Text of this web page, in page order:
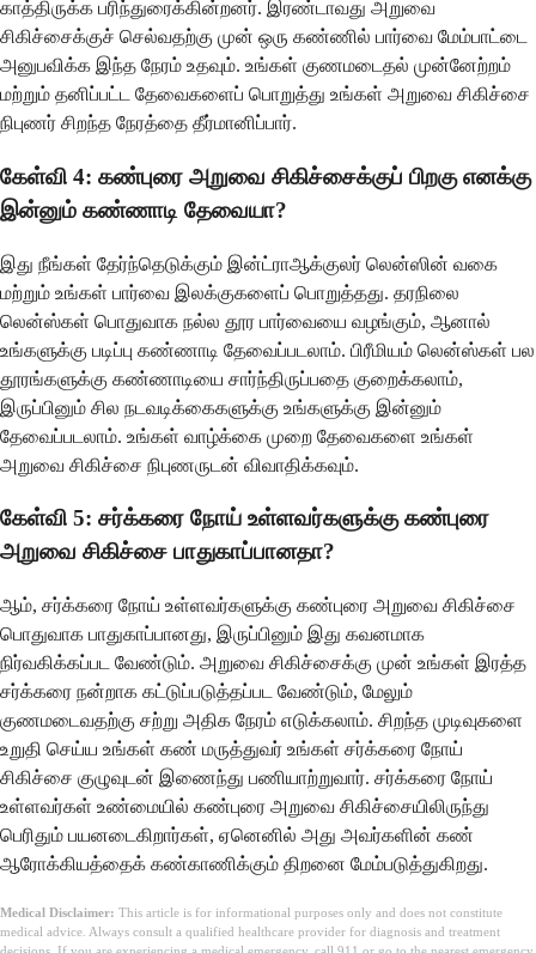
காத்திருக்க பரிந்துரைக்கின்றனர். இரண்டாவது அறுவை
சிகிச்சைக்குச் செல்வதற்கு முன் ஒரு கண்ணில் பார்வை மேம்பாட்டை
அனுபவிக்க இந்த நேரம் உதவும். உங்கள் குணமடைதல் முன்னேற்றம்
மற்றும் தனிப்பட்ட தேவைகளைப் பொறுத்து உங்கள் அறுவை சிகிச்சை
நிபுணர் சிறந்த நேரத்தை தீர்மானிப்பார்.
கேள்வி 4: கண்புரை அறுவை சிகிச்சைக்குப் பிறகு எனக்கு
இன்னும் கண்ணாடி தேவையா?
இது நீங்கள் தேர்ந்தெடுக்கும் இன்ட்ராஆக்குலர் லென்ஸின் வகை
மற்றும் உங்கள் பார்வை இலக்குகளைப் பொறுத்தது. தரநிலை
லென்ஸ்கள் பொதுவாக நல்ல தூர பார்வையை வழங்கும், ஆனால்
உங்களுக்கு படிப்பு கண்ணாடி தேவைப்படலாம். பிரீமியம் லென்ஸ்கள் பல
தூரங்களுக்கு கண்ணாடியை சார்ந்திருப்பதை குறைக்கலாம்,
இருப்பினும் சில நடவடிக்கைகளுக்கு உங்களுக்கு இன்னும்
தேவைப்படலாம். உங்கள் வாழ்க்கை முறை தேவைகளை உங்கள்
அறுவை சிகிச்சை நிபுணருடன் விவாதிக்கவும்.
கேள்வி 5: சர்க்கரை நோய் உள்ளவர்களுக்கு கண்புரை
அறுவை சிகிச்சை பாதுகாப்பானதா?
ஆம், சர்க்கரை நோய் உள்ளவர்களுக்கு கண்புரை அறுவை சிகிச்சை
பொதுவாக பாதுகாப்பானது, இருப்பினும் இது கவனமாக
நிர்வகிக்கப்பட வேண்டும். அறுவை சிகிச்சைக்கு முன் உங்கள் இரத்த
சர்க்கரை நன்றாக கட்டுப்படுத்தப்பட வேண்டும், மேலும்
குணமடைவதற்கு சற்று அதிக நேரம் எடுக்கலாம். சிறந்த முடிவுகளை
உறுதி செய்ய உங்கள் கண் மருத்துவர் உங்கள் சர்க்கரை நோய்
சிகிச்சை குழுவுடன் இணைந்து பணியாற்றுவார். சர்க்கரை நோய்
உள்ளவர்கள் உண்மையில் கண்புரை அறுவை சிகிச்சையிலிருந்து
பெரிதும் பயனடைகிறார்கள், ஏனெனில் அது அவர்களின் கண்
ஆரோக்கியத்தைக் கண்காணிக்கும் திறனை மேம்படுத்துகிறது.
Medical Disclaimer: This article is for informational purposes only and does not constitute
medical advice. Always consult a qualified healthcare provider for diagnosis and treatment